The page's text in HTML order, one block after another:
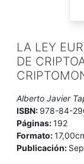
LA LEY
DE
Alberto Javier
ISBN: 978-84-
Páginas:192
Formato:
Publicación: